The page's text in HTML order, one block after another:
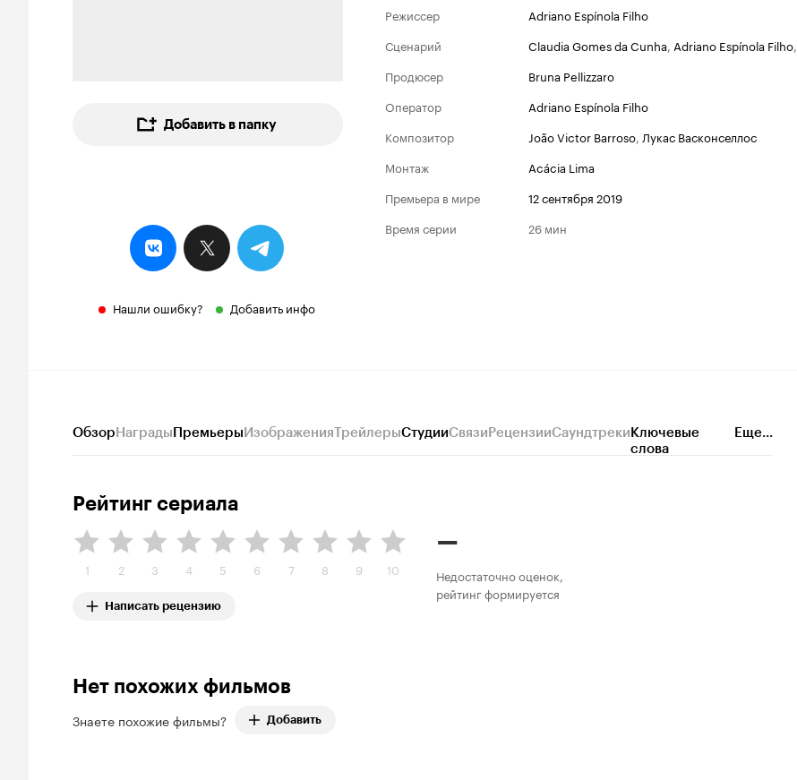
Добавить в папку
Нашли ошибку? Добавить инфо
Режиссер
Adriano Espínola Filho
Сценарий
Claudia Gomes da Cunha, Adriano Espínola Filho,
Продюсер
Bruna Pellizzaro
Оператор
Adriano Espínola Filho
Композитор
João Victor Barroso, Лукас Васконселлос
Монтаж
Acácia Lima
Премьера в мире
12 сентября 2019
Время серии
26 мин
ОбзорНаградыПремьерыИзображенияТрейлерыСтудииСвязиРецензииСаундтрекиКлючевые
слова
Еще...
Рейтинг сериала
1 2 3 4 5 6 7 8 9 10
Написать рецензию
–
Недостаточно оценок,
рейтинг формируется
Нет похожих фильмов
Знаете похожие фильмы? Добавить